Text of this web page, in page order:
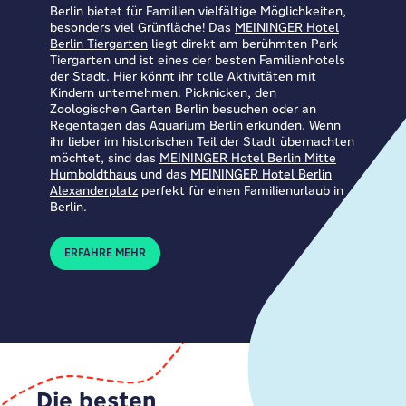
Berlin bietet für Familien vielfältige Möglichkeiten,
besonders viel Grünfläche! Das MEININGER Hotel
Berlin Tiergarten liegt direkt am berühmten Park
Tiergarten und ist eines der besten Familienhotels
der Stadt. Hier könnt ihr tolle Aktivitäten mit
Kindern unternehmen: Picknicken, den
Zoologischen Garten Berlin besuchen oder an
Regentagen das Aquarium Berlin erkunden. Wenn
ihr lieber im historischen Teil der Stadt übernachten
möchtet, sind das MEININGER Hotel Berlin Mitte
Humboldthaus und das MEININGER Hotel Berlin
Alexanderplatz perfekt für einen Familienurlaub in
Berlin.
ERFAHRE MEHR